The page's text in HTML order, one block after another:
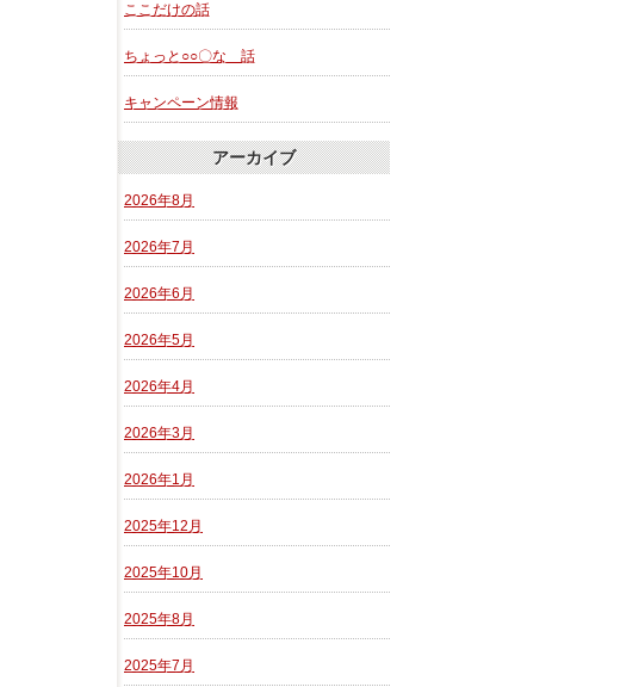
ここだけの話
ちょっと○○〇な 話
キャンペーン情報
アーカイブ
2026年8月
2026年7月
2026年6月
2026年5月
2026年4月
2026年3月
2026年1月
2025年12月
2025年10月
2025年8月
2025年7月